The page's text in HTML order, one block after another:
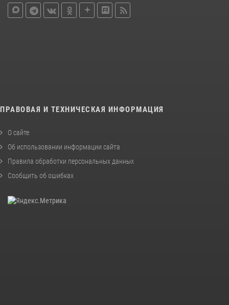
ПРАВОВАЯ И ТЕХНИЧЕСКАЯ ИНФОРМАЦИЯ
О сайте
Об использовании информации сайта
Правила обработки персональных данных
Сообщить об ошибках